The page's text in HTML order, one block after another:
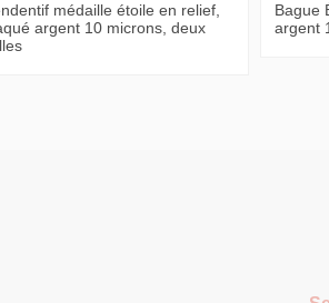
médaille étoile en relief,
argent 10 microns, deux
Bague
argent